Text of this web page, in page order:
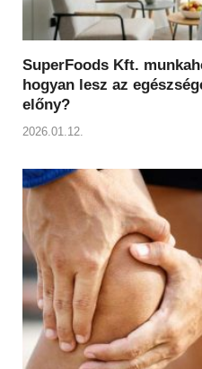
SuperFoods Kft.
hogyan lesz az
előny?
2026.01.12.